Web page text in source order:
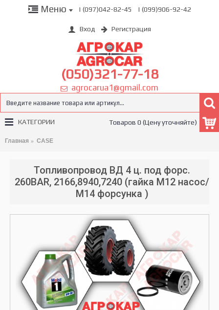
Меню | (097)042-82-45 | (099)906-92-42
Вход Регистрация
(050)321-77-18
agrocarua1@gmail.com
Товаров 0 (Цену уточняйте)
КАТЕГОРИИ
Главная CASE
Топливопровод ВД 4 ц. под форс.
260BAR, 2166,8940,7240 (гайка М12 насос/
М14 форсунка )